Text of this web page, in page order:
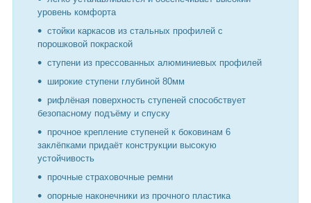
уровень комфорта
стойки каркасов из стальных профилей с
порошковой покраской
ступени из прессованных алюминиевых профилей
широкие ступени глубиной 80мм
рифлёная поверхность ступеней способствует
безопасному подъёму и спуску
прочное крепление ступеней к боковинам 6
заклёпками придаёт конструкции высокую
устойчивость
прочные страховочные ремни
опорные наконечники из прочного пластика